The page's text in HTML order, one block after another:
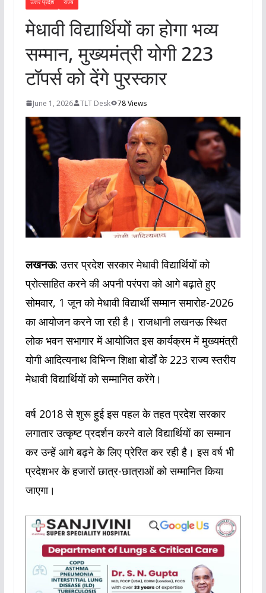
मेधावी विद्यार्थियों का होगा भव्य
सम्मान, मुख्यमंत्री योगी 223
टॉपर्स को देंगे पुरस्कार
June 1, 2026 TLT Desk 78 Views
लखनऊ:उत्तर प्रदेश सरकार मेधावी विद्यार्थियों को
प्रोत्साहित करने की अपनी परंपरा को आगे बढ़ाते हुए
सोमवार, 1 जून को मेधावी विद्यार्थी सम्मान समारोह-2026
का आयोजन करने जा रही है। राजधानी लखनऊ स्थित
लोक भवन सभागार में आयोजित इस कार्यक्रम में मुख्यमंत्री
योगी आदित्यनाथ विभिन्न शिक्षा बोर्डों के 223 राज्य स्तरीय
मेधावी विद्यार्थियों को सम्मानित करेंगे।
वर्ष 2018 से शुरू हुई इस पहल के तहत प्रदेश सरकार
लगातार उत्कृष्ट प्रदर्शन करने वाले विद्यार्थियों का सम्मान
कर उन्हें आगे बढ़ने के लिए प्रेरित कर रही है। इस वर्ष भी
प्रदेशभर के हजारों छात्र-छात्राओं को सम्मानित किया
जाएगा।